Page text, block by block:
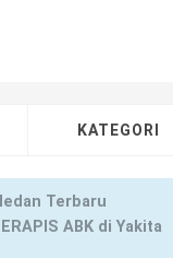
KATEGORI
Terbaru
ABK di Yakita